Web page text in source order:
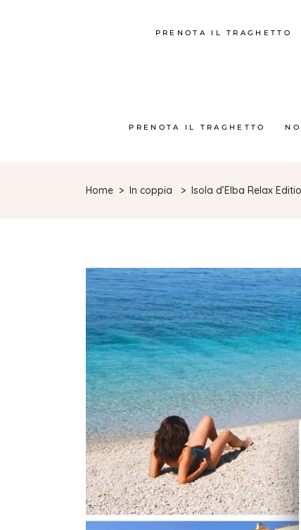
PRENOTA IL TRAGHETTO
PRENOTA IL TRAGHETTO
Home > In coppia > Isola d’Elba Relax